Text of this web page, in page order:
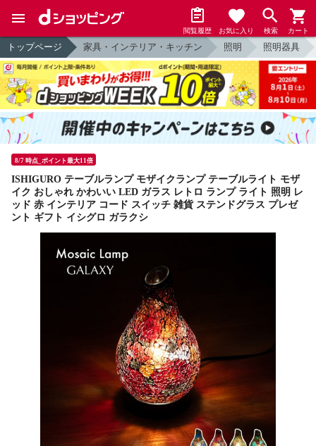
閲覧履歴 お気に入り 検索 カート
トップページ 家具・インテリア・キッチン 照明 照明器具
8/7 時点_ポイント最大11倍
ISHIGURO テーブルランプ モザイクランプ テーブルライト モザ
イク おしゃれ かわいい LED ガラス レトロ ランプ ライト 照明 レ
ッド 赤 インテリア コード スイッチ 雑貨 ステンドグラス プレゼ
ント ギフト イシグロ ガラクシ